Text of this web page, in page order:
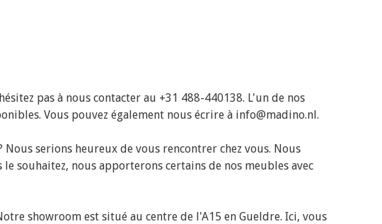
pas à nous contacter au +31 488-440138. L'un de nos
Vous pouvez également nous écrire à info@madino.nl.
serions heureux de vous rencontrer chez vous. Nous
souhaitez, nous apporterons certains de nos meubles avec
showroom est situé au centre de l'A15 en Gueldre. Ici, vous